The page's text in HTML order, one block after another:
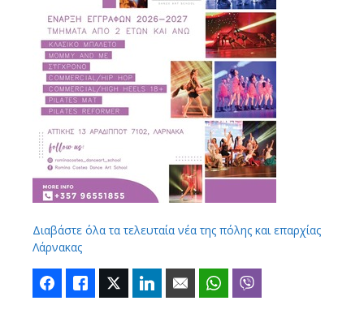
Διαβάστε όλα τα τελευταία νέα της πόλης και επαρχίας
Λάρνακας
FacebookLike Twitter LinkedIn Email WhatsApp